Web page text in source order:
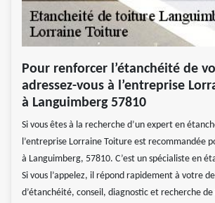
Pour renforcer l’étanchéité de
adressez-vous à l’entreprise
à Languimberg 57810
Si vous êtes à la recherche d’un expert en
l’entreprise Lorraine Toiture est recommandée
à Languimberg, 57810. C’est un spécialiste en
Si vous l’appelez, il répond rapidement à votre
d’étanchéité, conseil, diagnostic et recherche